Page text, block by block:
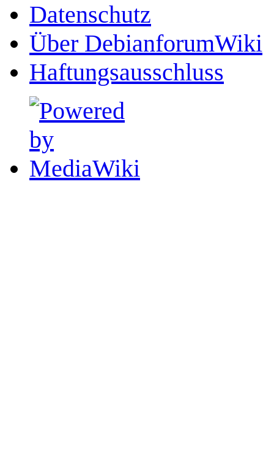
Datenschutz
Über DebianforumWiki
Haftungsausschluss